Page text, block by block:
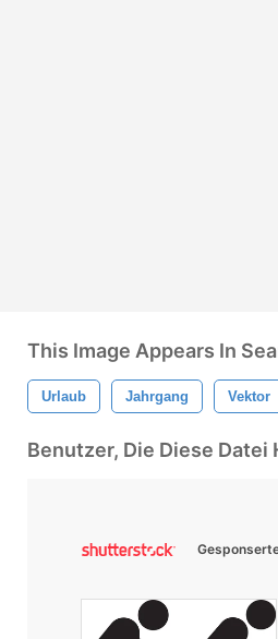
This Image Appears In
Urlaub Jahrgang Vektor
Benutzer, Die Diese